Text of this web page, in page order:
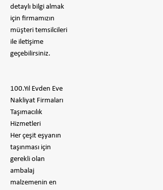
detaylı bilgi almak
için firmamızın
müşteri temsilcileri
ile iletişime
geçebilirsiniz.
100.Yıl Evden Eve
Nakliyat Firmaları
Taşımacılık
Hizmetleri
Her çeşit eşyanın
taşınması için
gerekli olan
ambalaj
malzemenin en